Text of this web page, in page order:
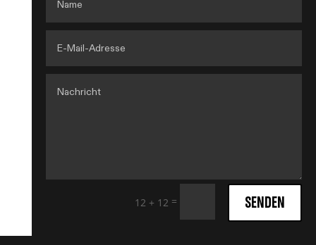
12 + 12 = SENDEN